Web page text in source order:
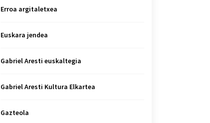
Erroa argitaletxea
Euskara jendea
Gabriel Aresti euskaltegia
Gabriel Aresti Kultura Elkartea
Gazteola